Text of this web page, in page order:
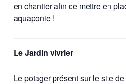
en chantier afin de mettre en
aquaponie !
Le Jardin vivrier
Le potager présent sur le site